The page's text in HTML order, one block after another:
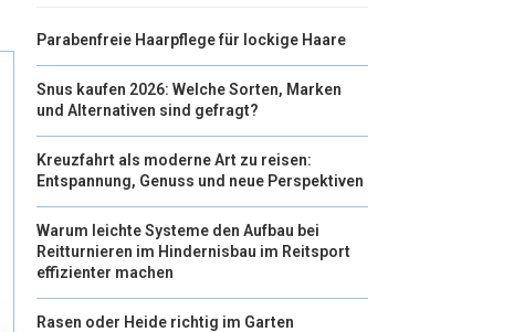
Parabenfreie Haarpflege für lockige Haare
Snus kaufen 2026: Welche Sorten, Marken
und Alternativen sind gefragt?
Kreuzfahrt als moderne Art zu reisen:
Entspannung, Genuss und neue Perspektiven
Warum leichte Systeme den Aufbau bei
Reitturnieren im Hindernisbau im Reitsport
effizienter machen
Rasen oder Heide richtig im Garten